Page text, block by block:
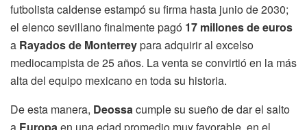
futbolista caldense estampó su firma hasta junio de 2030;
el elenco sevillano finalmente pagó 17 millones de euros
a Rayados de Monterreypara adquirir al excelso
mediocampista de 25 años. La venta se convirtió en la más
alta del equipo mexicano en toda su historia.
De esta manera, Deossacumple su sueño de dar el salto